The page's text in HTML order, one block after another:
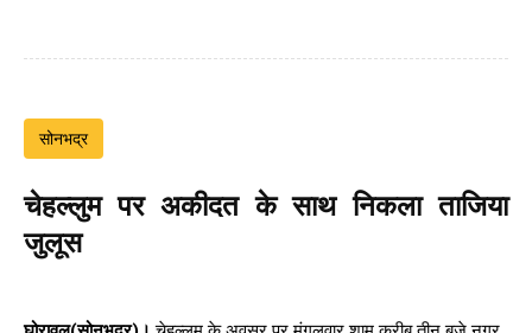
सोनभद्र
चेहल्लुम पर अकीदत के साथ निकला ताजिया
जुलूस